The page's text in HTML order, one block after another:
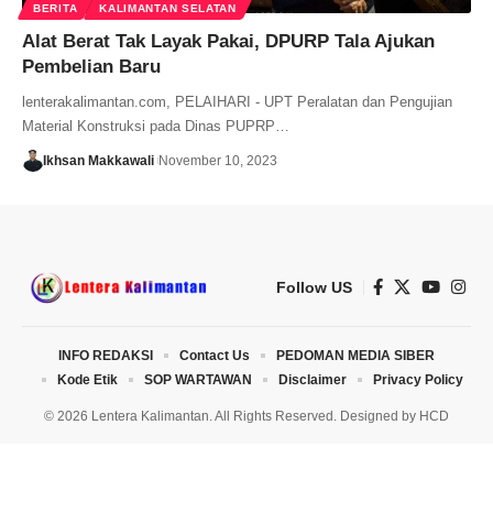
BERITA KALIMANTAN SELATAN
Alat Berat Tak Layak Pakai, DPURP Tala Ajukan
Pembelian Baru
lenterakalimantan.com, PELAIHARI - UPT Peralatan dan Pengujian
Material Konstruksi pada Dinas PUPRP…
Ikhsan Makkawali November 10, 2023
Follow US
© 2026 Lentera Kalimantan. All Rights Reserved. Designed by HCD
INFO REDAKSI Contact Us
PEDOMAN MEDIA SIBER
Kode Etik
SOP WARTAWAN Disclaimer Privacy Policy